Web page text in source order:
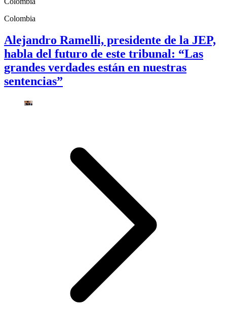
Colombia
Alejandro Ramelli, presidente de la JEP,
habla del futuro de este tribunal: “Las
grandes verdades están en nuestras
sentencias”